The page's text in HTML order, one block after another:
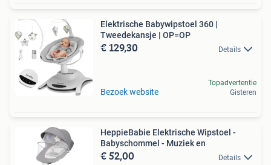
Elektrische Babywipstoel 360 |
Tweedekansje | OP=OP
€ 129,30 Details
Bezoek website
Topadvertentie
Gisteren
HeppieBabie Elektrische Wipstoel -
Babyschommel - Muziek en
€ 52,00 Details